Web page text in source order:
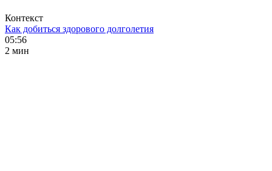
Контекст
Как добиться здорового долголетия
05:56
2 мин